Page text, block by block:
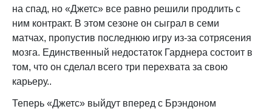
на спад, но «Джетс» все равно решили продлить с
ним контракт. В этом сезоне он сыграл в семи
матчах, пропустив последнюю игру из-за сотрясения
мозга. Единственный недостаток Гарднера состоит в
том, что он сделал всего три перехвата за свою
карьеру..
Теперь «Джетс» выйдут вперед с Брэндоном